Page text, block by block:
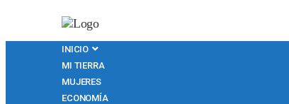
INICIO
MI TIERRA
MUJERES
ECONOMÍA